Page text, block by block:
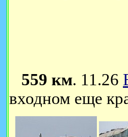
559 км. 11.26
входном еще